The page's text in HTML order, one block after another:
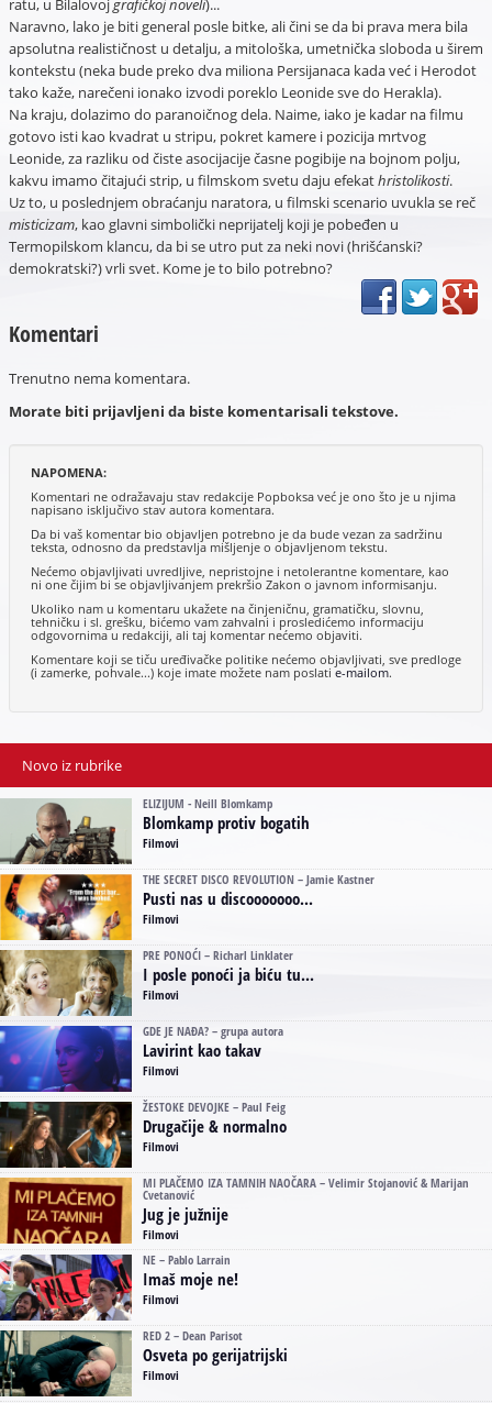
ratu, u Bilalovojgrafičkoj noveli)...
Naravno, lako je biti general posle bitke, ali čini se da bi prava mera bila
apsolutna realističnost u detalju, a mitološka, umetnička sloboda u širem
kontekstu (neka bude preko dva miliona Persijanaca kada već i Herodot
tako kaže, narečeni ionako izvodi poreklo Leonide sve do Herakla).
Na kraju, dolazimo do paranoičnog dela. Naime, iako je kadar na filmu
gotovo isti kao kvadrat u stripu, pokret kamere i pozicija mrtvog
Leonide, za razliku od čiste asocijacije časne pogibije na bojnom polju,
kakvu imamo čitajući strip, u filmskom svetu daju efekathristolikosti.
Uz to, u poslednjem obraćanju naratora, u filmski scenario uvukla se reč
misticizam, kao glavni simbolički neprijatelj koji je pobeđen u
Termopilskom klancu, da bi se utro put za neki novi (hrišćanski?
demokratski?) vrli svet. Kome je to bilo potrebno?
Komentari
Trenutno nema komentara.
Morate biti prijavljeni da biste komentarisali tekstove.
NAPOMENA:
Komentari ne odražavaju stav redakcije Popboksa već je ono što je u njima
napisano isključivo stav autora komentara.
Da bi vaš komentar bio objavljen potrebno je da bude vezan za sadržinu
teksta, odnosno da predstavlja mišljenje o objavljenom tekstu.
Nećemo objavljivati uvredljive, nepristojne i netolerantne komentare, kao
ni one čijim bi se objavljivanjem prekršio Zakon o javnom informisanju.
Ukoliko nam u komentaru ukažete na činjeničnu, gramatičku, slovnu,
tehničku i sl. grešku, bićemo vam zahvalni i prosledićemo informaciju
odgovornima u redakciji, ali taj komentar nećemo objaviti.
Komentare koji se tiču uređivačke politike nećemo objavljivati, sve predloge
(i zamerke, pohvale...) koje imate možete nam poslatie-mailom.
Novo iz rubrike
ELIZIJUM - Neill Blomkamp
Blomkamp protiv bogatih
Filmovi
THE SECRET DISCO REVOLUTION – Jamie Kastner
Pusti nas u discooooooo...
Filmovi
PRE PONOĆI – Richarl Linklater
I posle ponoći ja biću tu...
Filmovi
GDE JE NAĐA? – grupa autora
Lavirint kao takav
Filmovi
ŽESTOKE DEVOJKE – Paul Feig
Drugačije & normalno
Filmovi
MI PLAČEMO IZA TAMNIH NAOČARA – Velimir Stojanović & Marijan
Cvetanović
Jug je južnije
Filmovi
NE – Pablo Larrain
Imaš moje ne!
Filmovi
RED 2 – Dean Parisot
Osveta po gerijatrijski
Filmovi